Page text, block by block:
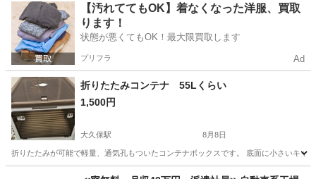
東京 八王子市 収納家具 キッチンカウンター
【汚れててもOK】着なくなった洋服、買取
ります！
状態が悪くてもOK！最大限買取します
プリフラ Ad
折りたたみコンテナ 55Lくらい
1,500円
大久保駅 8月8日
折りたたみが可能で軽量、通気孔もついたコンテナボックスです。 底面に小さいキ
大久保駅 収納家具 コンテナ